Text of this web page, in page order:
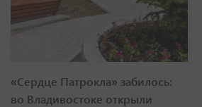
«Сердце Патрокла» забилось:
во Владивостоке открыли